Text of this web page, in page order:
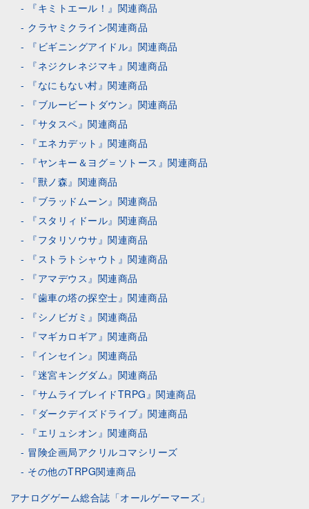
『キミトエール！』関連商品
クラヤミクライン関連商品
『ビギニングアイドル』関連商品
『ネジクレネジマキ』関連商品
『なにもない村』関連商品
『ブルービートダウン』関連商品
『サタスペ』関連商品
『エネカデット』関連商品
『ヤンキー＆ヨグ＝ソトース』関連商品
『獸ノ森』関連商品
『ブラッドムーン』関連商品
『スタリィドール』関連商品
『フタリソウサ』関連商品
『ストラトシャウト』関連商品
『アマデウス』関連商品
『歯車の塔の探空士』関連商品
『シノビガミ』関連商品
『マギカロギア』関連商品
『インセイン』関連商品
『迷宮キングダム』関連商品
『サムライブレイドTRPG』関連商品
『ダークデイズドライブ』関連商品
『エリュシオン』関連商品
冒険企画局アクリルコマシリーズ
その他のTRPG関連商品
アナログゲーム総合誌「オールゲーマーズ」